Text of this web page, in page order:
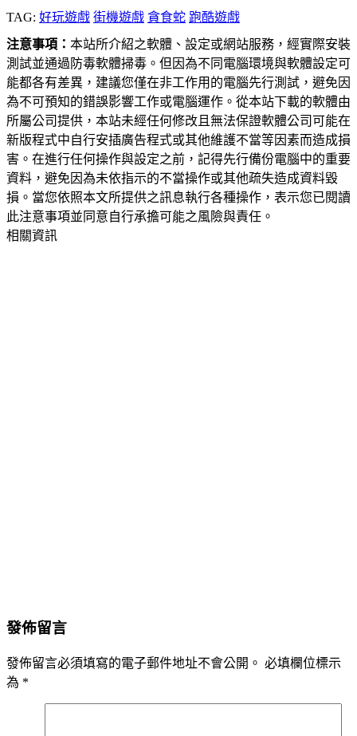
TAG: 好玩遊戲 街機遊戲 貪食蛇 跑酷遊戲
注意事項： 本站所介紹之軟體、設定或網站服務，經實際安裝
測試並通過防毒軟體掃毒。但因為不同電腦環境與軟體設定可
能都各有差異，建議您僅在非工作用的電腦先行測試，避免因
為不可預知的錯誤影響工作或電腦運作。從本站下載的軟體由
所屬公司提供，本站未經任何修改且無法保證軟體公司可能在
新版程式中自行安插廣告程式或其他維護不當等因素而造成損
害。在進行任何操作與設定之前，記得先行備份電腦中的重要
資料，避免因為未依指示的不當操作或其他疏失造成資料毀
損。當您依照本文所提供之訊息執行各種操作，表示您已閱讀
此注意事項並同意自行承擔可能之風險與責任。
相關資訊
發佈留言
發佈留言必須填寫的電子郵件地址不會公開。 必填欄位標示
為 *